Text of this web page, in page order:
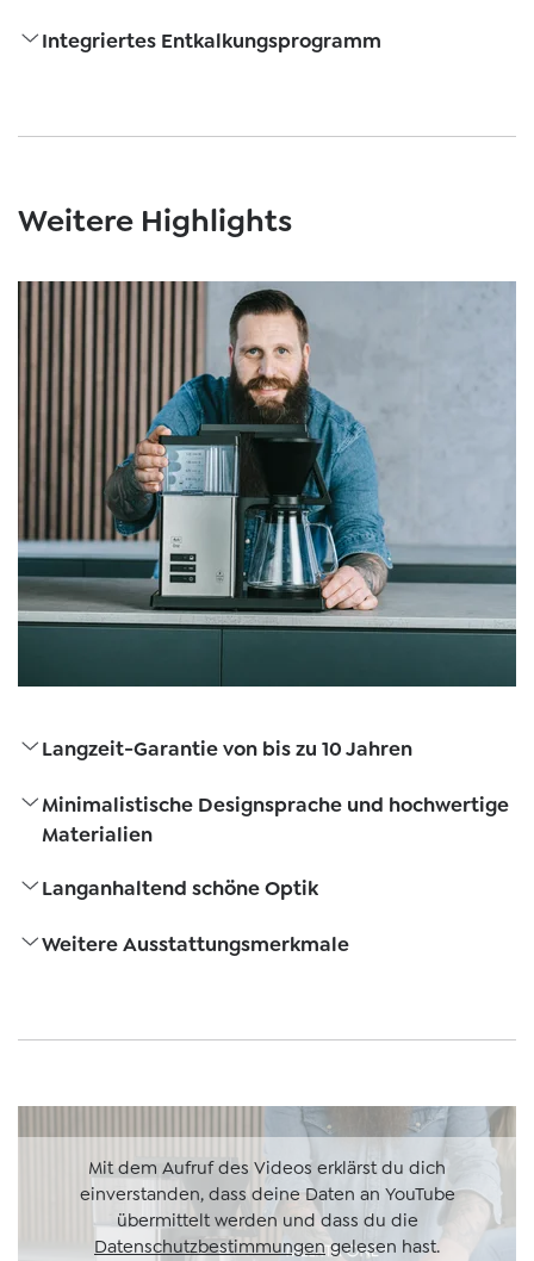
Integriertes Entkalkungsprogramm
Weitere Highlights
Langzeit-Garantie von bis zu 10 Jahren
Minimalistische Designsprache und hochwertige
Materialien
Langanhaltend schöne Optik
Weitere Ausstattungsmerkmale
Mit dem Aufruf des Videos erklärst du dich
einverstanden, dass deine Daten an YouTube
übermittelt werden und dass du die
Datenschutzbestimmungengelesen hast.